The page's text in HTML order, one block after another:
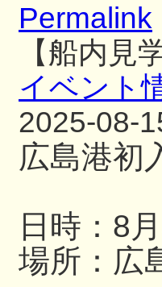
Permalink
【船内
イベント
2025-08-
広島港初
日時：8
場所：広